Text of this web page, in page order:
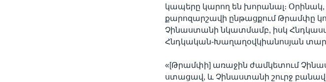
կապերը կարող են խորանալ։
քարոզարշավի ընթացքում Թրամփը
Չինաստանի նկատմամբ, իսկ
Հնդկական-Խաղաղօվկիանոսյան
«[Թրամփի] առաջին ժամկետում
ստացավ, և Չինաստանի շուրջ